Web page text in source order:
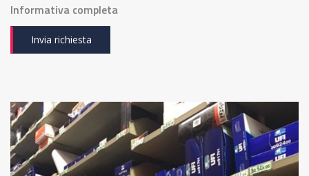
Informativa completa
Invia richiesta